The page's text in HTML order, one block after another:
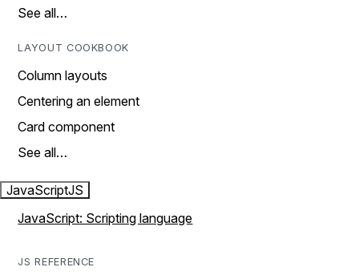
See all…
LAYOUT COOKBOOK
Column layouts
Centering an element
Card component
See all…
JavaScriptJS
JavaScript: Scripting language
JS REFERENCE